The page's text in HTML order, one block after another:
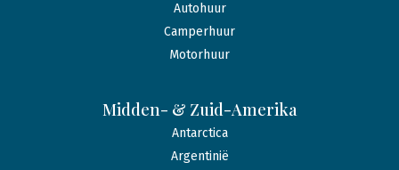
Autohuur
Camperhuur
Motorhuur
Midden- & Zuid-Amerika
Antarctica
Argentinië